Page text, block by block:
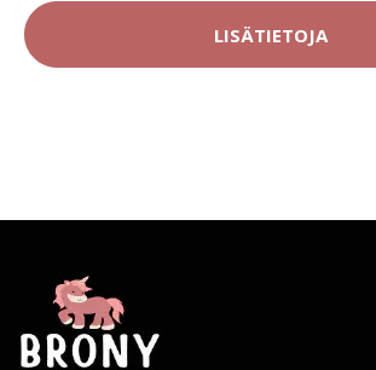
LISÄTIETOJA